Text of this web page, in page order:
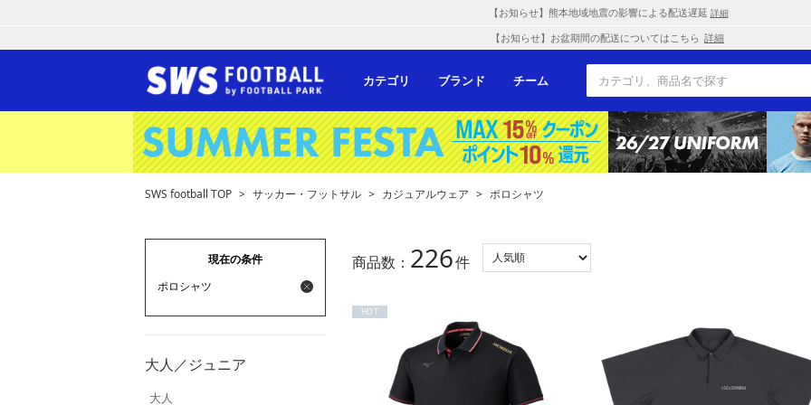
【お知らせ】熊本地域地震の影響による配送遅延 詳細
【お知らせ】お盆期間の配送についてはこちら 詳細
カテゴリ ブランド チーム
SWS football TOP > サッカー・フットサル > カジュアルウェア > ポロシャツ
現在の条件
ポロシャツ
大人／ジュニア
大人
商品数： 226件
HOT